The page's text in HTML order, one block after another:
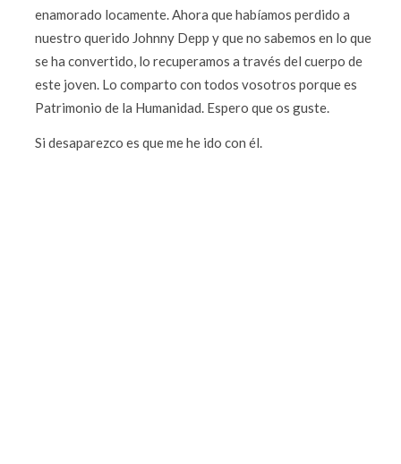
enamorado locamente. Ahora que habíamos perdido a
nuestro querido Johnny Depp y que no sabemos en lo que
se ha convertido, lo recuperamos a través del cuerpo de
este joven. Lo comparto con todos vosotros porque es
Patrimonio de la Humanidad. Espero que os guste.
Si desaparezco es que me he ido con él.